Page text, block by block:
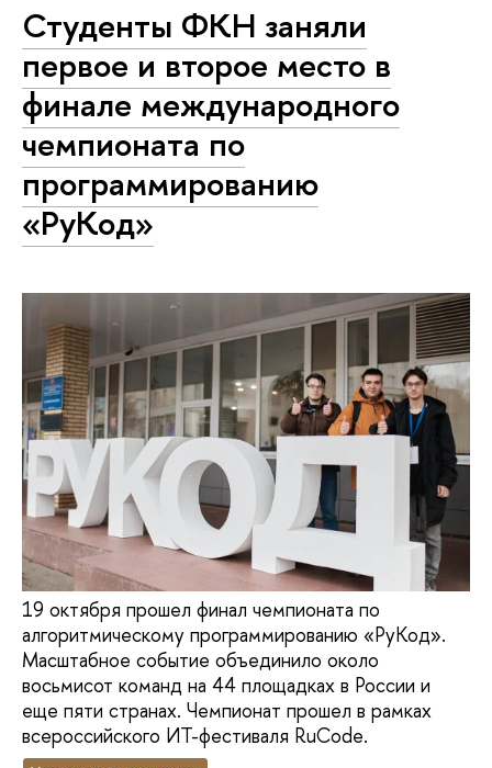
Студенты ФКН заняли
первое и второе место в
финале международного
чемпионата по
программированию
«РуКод»
19 октября прошел финал чемпионата по
алгоритмическому программированию «РуКод».
Масштабное событие объединило около
восьмисот команд на 44 площадках в России и
еще пяти странах. Чемпионат прошел в рамках
всероссийского ИТ-фестиваля RuCode.